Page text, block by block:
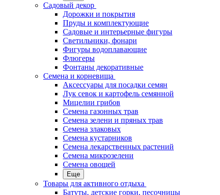
Садовый декор
Дорожки и покрытия
Пруды и комплектующие
Садовые и интерьерные фигуры
Светильники, фонари
Фигуры водоплавающие
Флюгеры
Фонтаны декоративные
Семена и корневища
Аксессуары для посадки семян
Лук севок и картофель семянной
Мицелии грибов
Семена газонных трав
Семена зелени и пряных трав
Семена злаковых
Семена кустарников
Семена лекарственных растений
Семена микрозелени
Семена овощей
Еще
Товары для активного отдыха
Батуты, детские горки, песочницы